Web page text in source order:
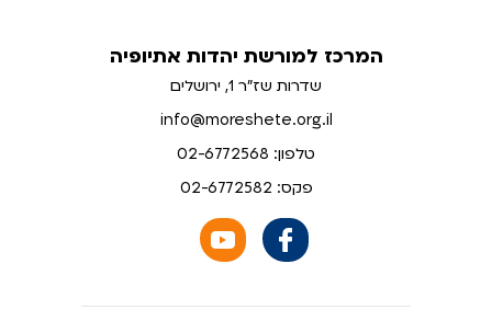
המרכז למורשת יהדות אתיופיה
שדרות שז"ר 1, ירושלים
info@moreshete.org.il
טלפון: 02-6772568
פקס: 02-6772582